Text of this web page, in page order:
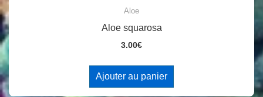
Aloe
Aloe squarosa
3.00€
Ajouter au panier